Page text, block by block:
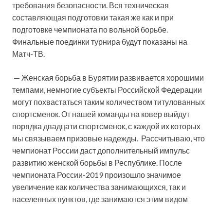
требования безопасности. Вся техническая
составляющая подготовки такая же как и при
подготовке чемпионата по вольной борьбе.
Финальные поединки турнира будут показаны на
Матч-ТВ.
— Женская борьба в Бурятии развивается хорошими
темпами, немногие субъекты Российской Федерации
могут похвастаться таким количеством титулованных
спортсменок. От нашей команды на ковер выйдут
порядка двадцати спортсменок, с каждой их которых
мы связываем призовые надежды. Рассчитываю, что
чемпионат России даст дополнительный импульс
развитию женской борьбы в Республике. После
чемпионата России-2019 произошло значимое
увеличение как количества занимающихся, так и
населенных пунктов, где занимаются этим видом